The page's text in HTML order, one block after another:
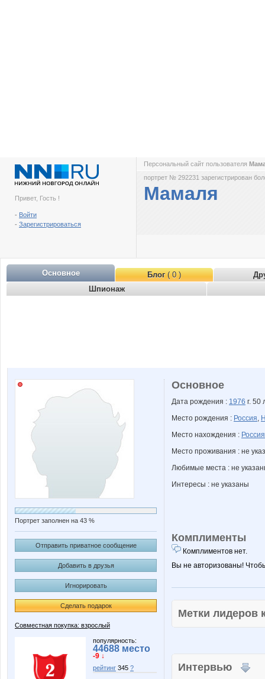
Привет, Гость !
- Войти
- Зарегистрироваться
Персональный сайт пользователя
портрет № 292231 зарегистрирован
Мамаля
Основное Блог( 0 )
Шпионаж
Портрет заполнен на 43 %
Отправить приватное сообщение
Добавить в друзья
Игнорировать
Сделать подарок
Совместная покупка: взрослый
популярность:
44688 место
-9 ↓
рейтинг 345 ?
Основное
Дата рождения : 1976 г. 50
Место рождения : Россия,
Место нахождения : Россия
Место проживания : не
Любимые места : не
Интересы : не указаны
Комплименты
Комплиментов нет.
Вы не авторизованы!
Метки
Интервью